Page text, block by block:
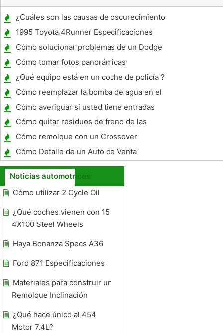
¿Cuáles son las causas de oscurecimiento
en automóvil de aceite del motor?
1995 Toyota 4Runner Especificaciones
Cómo solucionar problemas de un Dodge
Grand Caravan 2001
Cómo tomar fotos panorámicas
¿Qué equipo está en un coche de policía ?
Cómo reemplazar la bomba de agua en el
1995 Camaro LS1
Cómo averiguar si usted tiene entradas
sobre sus placas de Pennsylvania
Cómo quitar residuos de freno de las
ruedas
Cómo remolque con un Crossover
Cómo Detalle de un Auto de Venta
Noticias automotrices
Cómo utilizar 2 Cycle Oil
¿Qué coches vienen con 15
4X100 Steel Wheels
Haya Bonanza Specs A36
Ford 871 Especificaciones
Materiales para construir un
Remolque Inclinación
¿Qué hace único al 454
Motor 7.4L?